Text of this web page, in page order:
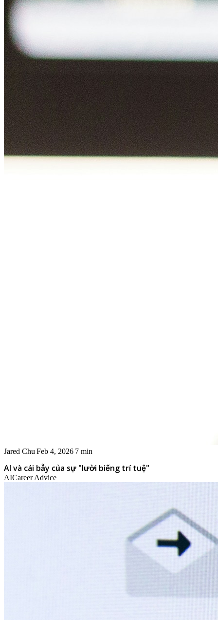
Jared Chu Feb 4, 2026 7 min
AI và cái bẫy của sự "lười biếng trí tuệ"
AICareer Advice